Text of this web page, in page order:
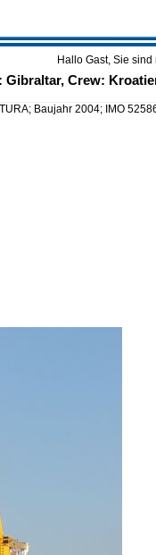
Hallo Gast, Sie
Gibraltar, Crew:
Baujahr 2004; IMO